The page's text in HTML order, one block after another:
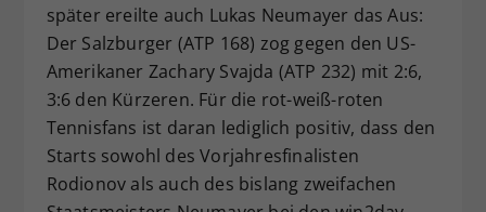
später ereilte auch Lukas Neumayer das Aus:
Der Salzburger (ATP 168) zog gegen den US-
Amerikaner Zachary Svajda (ATP 232) mit 2:6,
3:6 den Kürzeren. Für die rot-weiß-roten
Tennisfans ist daran lediglich positiv, dass den
Starts sowohl des Vorjahresfinalisten
Rodionov als auch des bislang zweifachen